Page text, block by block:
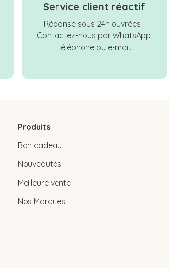
Service client réactif
Réponse sous 24h ouvrées -
Contactez-nous par WhatsApp,
téléphone ou e-mail.
Produits
Bon cadeau
Nouveautés
Meilleure vente
Nos Marques